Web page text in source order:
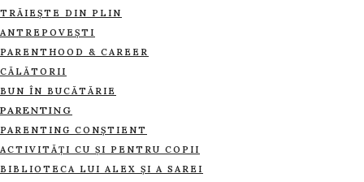
TRĂIEȘTE DIN PLIN
ANTREPOVEȘTI
PARENTHOOD & CAREER
CĂLĂTORII
BUN ÎN BUCĂTĂRIE
PARENTING
PARENTING CONȘTIENT
ACTIVITĂȚI CU ȘI PENTRU COPII
BIBLIOTECA LUI ALEX ȘI A SAREI